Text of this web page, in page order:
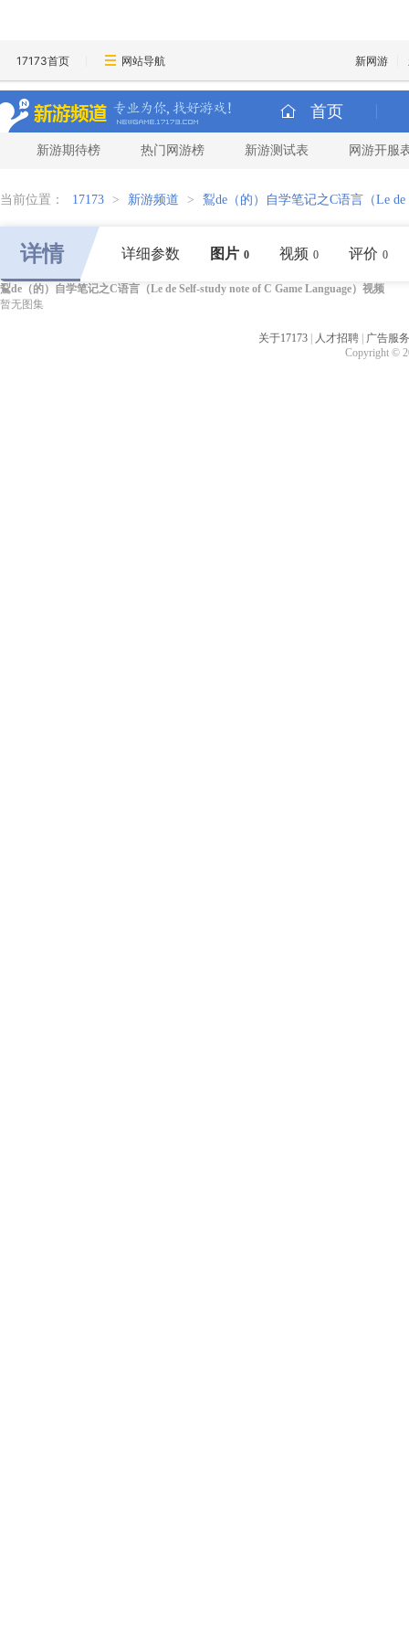
17173首页 网站导航 新网游
首页
新游期待榜 热门网游榜 新游测试表 网游开服
当前位置： 17173 > 新游频道 > 鴷de（的）自学笔记之C语言（Le de
详情 详细参数 图片 0 视频 0 评价 0
鴷de（的）自学笔记之C语言（Le de Self-study note of C Game Language）视频
暂无图集
关于17173 人才招聘
广告服务
Copyright ©